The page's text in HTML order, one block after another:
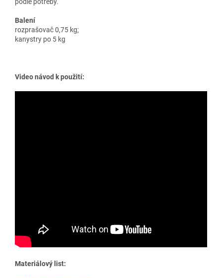
podle potřeby.
Balení
rozprašovač 0,75 kg;
kanystry po 5 kg
Video návod k použití:
Materiálový list: